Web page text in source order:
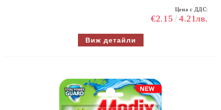
Цена с ДДС:
€2.15 4.21лв.
Виж детайли